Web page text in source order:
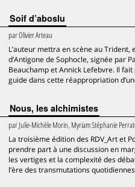
Soif d’aboslu
parOlivier Arteau
L’auteur mettra en scène au
d’Antigone de Sophocle, signée par
Beauchamp et Annick Lefebvre. Il
guide dans cette réappropriation
Nous, les alchimistes
parJulie-Michèle Morin, Myriam Stéphanie
La troisième édition des RDV_Art et
prendre part à une discussion en
les vertiges et la complexité des
l’ère des transmutations